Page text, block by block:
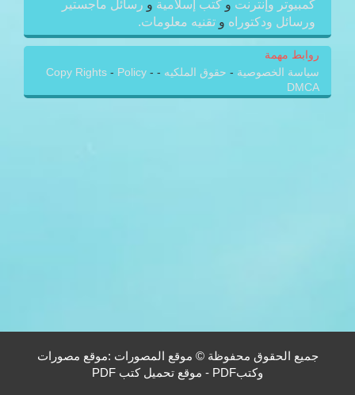
كمبيوتر وإنترنت و كتب إسلامية و رسائل ماجستير
ورسائل ودكتوراه و تقنيه معلومات.
روابط مهمة
سياسة الخصوصية - حقوق الملكيه -
Copy Rights - Policy -
DMCA
جميع الحقوق محفوظة © موقع المصورات :موقع مصورات
وكتبPDF - موقع تحميل كتب PDF